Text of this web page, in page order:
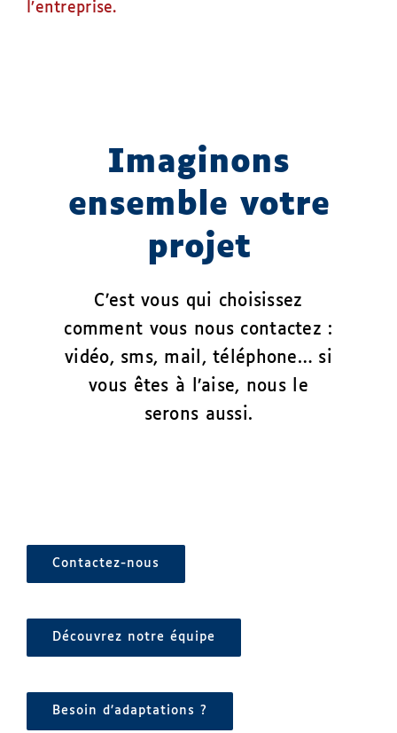
l’entreprise.
Imaginons
ensemble votre
projet
C’est vous qui choisissez
comment vous nous contactez :
vidéo, sms, mail, téléphone… si
vous êtes à l’aise, nous le
serons aussi.
Contactez-nous
Découvrez notre équipe
Besoin d’adaptations ?